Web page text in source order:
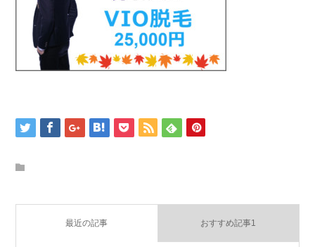
最近の記事 おすすめ記事1